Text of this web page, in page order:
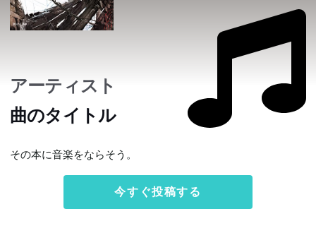
アーティスト
曲のタイトル
その本に音楽をならそう。
今すぐ投稿する